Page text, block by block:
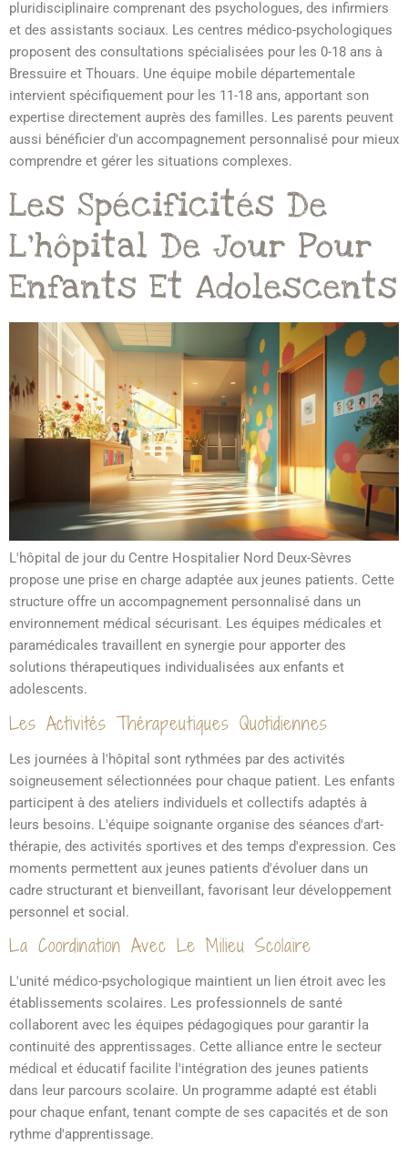
pluridisciplinaire comprenant des psychologues, des infirmiers
et des assistants sociaux. Les centres médico-psychologiques
proposent des consultations spécialisées pour les 0-18 ans à
Bressuire et Thouars. Une équipe mobile départementale
intervient spécifiquement pour les 11-18 ans, apportant son
expertise directement auprès des familles. Les parents peuvent
aussi bénéficier d'un accompagnement personnalisé pour mieux
comprendre et gérer les situations complexes.
Les Spécificités De
L'hôpital De Jour Pour
Enfants Et Adolescents
L'hôpital de jour du Centre Hospitalier Nord Deux-Sèvres
propose une prise en charge adaptée aux jeunes patients. Cette
structure offre un accompagnement personnalisé dans un
environnement médical sécurisant. Les équipes médicales et
paramédicales travaillent en synergie pour apporter des
solutions thérapeutiques individualisées aux enfants et
adolescents.
Les Activités Thérapeutiques Quotidiennes
Les journées à l'hôpital sont rythmées par des activités
soigneusement sélectionnées pour chaque patient. Les enfants
participent à des ateliers individuels et collectifs adaptés à
leurs besoins. L'équipe soignante organise des séances d'art-
thérapie, des activités sportives et des temps d'expression. Ces
moments permettent aux jeunes patients d'évoluer dans un
cadre structurant et bienveillant, favorisant leur développement
personnel et social.
La Coordination Avec Le Milieu Scolaire
L'unité médico-psychologique maintient un lien étroit avec les
établissements scolaires. Les professionnels de santé
collaborent avec les équipes pédagogiques pour garantir la
continuité des apprentissages. Cette alliance entre le secteur
médical et éducatif facilite l'intégration des jeunes patients
dans leur parcours scolaire. Un programme adapté est établi
pour chaque enfant, tenant compte de ses capacités et de son
rythme d'apprentissage.